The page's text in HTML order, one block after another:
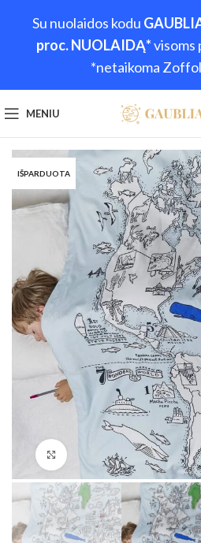
MENIU
IŠPARDUOTA
Padidinti
Su nuolaidos kodu
proc. NUOLAIDĄ*visoms
*netaikoma